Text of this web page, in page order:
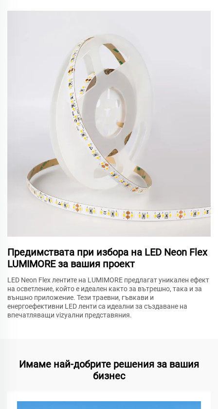
Предимствата при избора на LED Neon Flex
LUMIMORE за вашия проект
LED Neon Flex лентите на LUMIMORE предлагат уникален ефект
на осветление, който е идеален както за вътрешно, така и за
външно приложение. Тези траевни, гъвкави и
енергоефективни LED ленти са идеални за създаване на
впечатляващи vizуални представяния.
Имаме най-добрите решения за вашия
бизнес